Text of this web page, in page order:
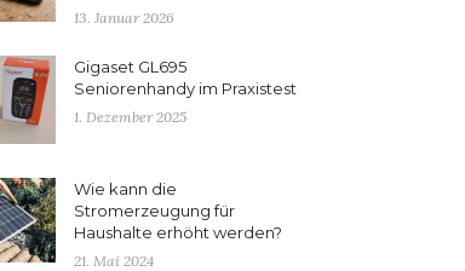
13. Januar 2026
Gigaset GL695
Seniorenhandy im Praxistest
1. Dezember 2025
Wie kann die
Stromerzeugung für
Haushalte erhöht werden?
21. Mai 2024